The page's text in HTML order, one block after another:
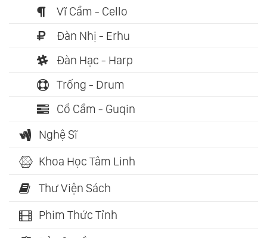
Vĩ Cầm - Cello
Đàn Nhị - Erhu
Đàn Hạc - Harp
Trống - Drum
Cổ Cầm - Guqin
Nghệ Sĩ
Khoa Học Tâm Linh
Thư Viện Sách
Phim Thức Tỉnh